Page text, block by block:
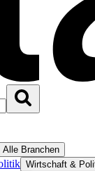
Alle Branchen
Wirtschaft &